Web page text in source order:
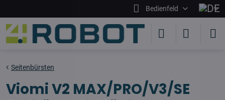
Bedienfeld
Seitenbürsten
Viomi V2 MAX/PRO/V3/SE